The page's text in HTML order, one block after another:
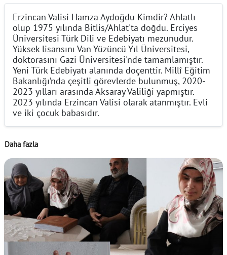
Erzincan Valisi Hamza Aydoğdu Kimdir? Ahlatlı
olup 1975 yılında Bitlis/Ahlat'ta doğdu. Erciyes
Üniversitesi Türk Dili ve Edebiyatı mezunudur.
Yüksek lisansını Van Yüzüncü Yıl Üniversitesi,
doktorasını Gazi Üniversitesi'nde tamamlamıştır.
Yeni Türk Edebiyatı alanında doçenttir. Millî Eğitim
Bakanlığı’nda çeşitli görevlerde bulunmuş, 2020-
2023 yılları arasında Aksaray Valiliği yapmıştır.
2023 yılında Erzincan Valisi olarak atanmıştır. Evli
ve iki çocuk babasıdır.
Daha fazla